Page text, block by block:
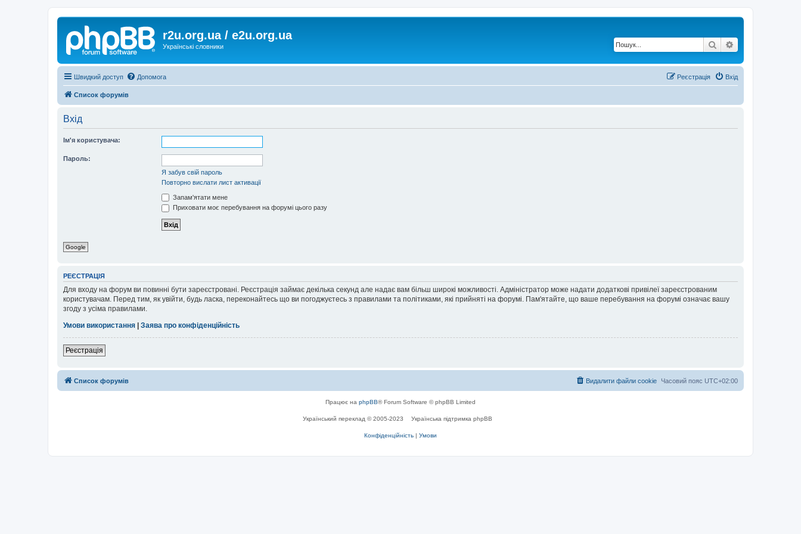
r2u.org.ua / e2u.org.ua
Українські словники Пошук
Швидкий доступ Допомога Вхід
Реєстрація
Список форумів
Вхід
Ім'я користувача:
Пароль:
Я забув свій пароль
Повторно вислати лист активації
Запам'ятати мене
Приховати моє перебування на форумі цього разу
Google
РЕЄСТРАЦІЯ
Для входу на форум ви повинні бути зареєстровані. Реєстрація займає декілька секунд але надає вам більш широкі можливості. Адміністратор може надати додаткові привілеї зареєстрованим
користувачам. Перед тим, як увійти, будь ласка, переконайтесь що ви погоджуєтесь з правилами та політиками, які прийняті на форумі. Пам'ятайте, що ваше перебування на форумі означає вашу
згоду з усіма правилами.
Умови використання
Заява про конфіденційність
Реєстрація
Список форумів Часовий пояс UTC+02:00
Видалити файли cookie
Працює на phpBB® Forum Software © phpBB Limited
Український переклад © 2005-2023 Українська підтримка phpBB
Конфіденційність | Умови